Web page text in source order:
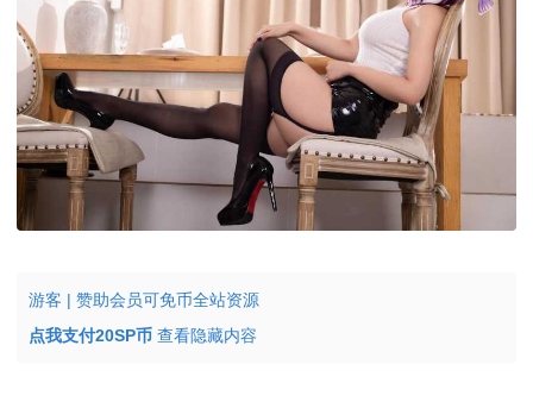
游客 | 赞助会员可免币全站资源
点我支付20SP币 查看隐藏内容